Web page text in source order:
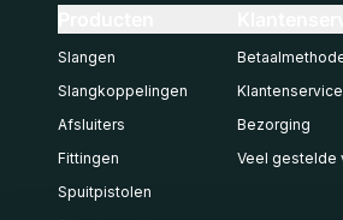
Slangen
Slangkoppelingen
Afsluiters
Fittingen
Spuitpistolen
Klantenservice
Bezorging
Veel gestelde